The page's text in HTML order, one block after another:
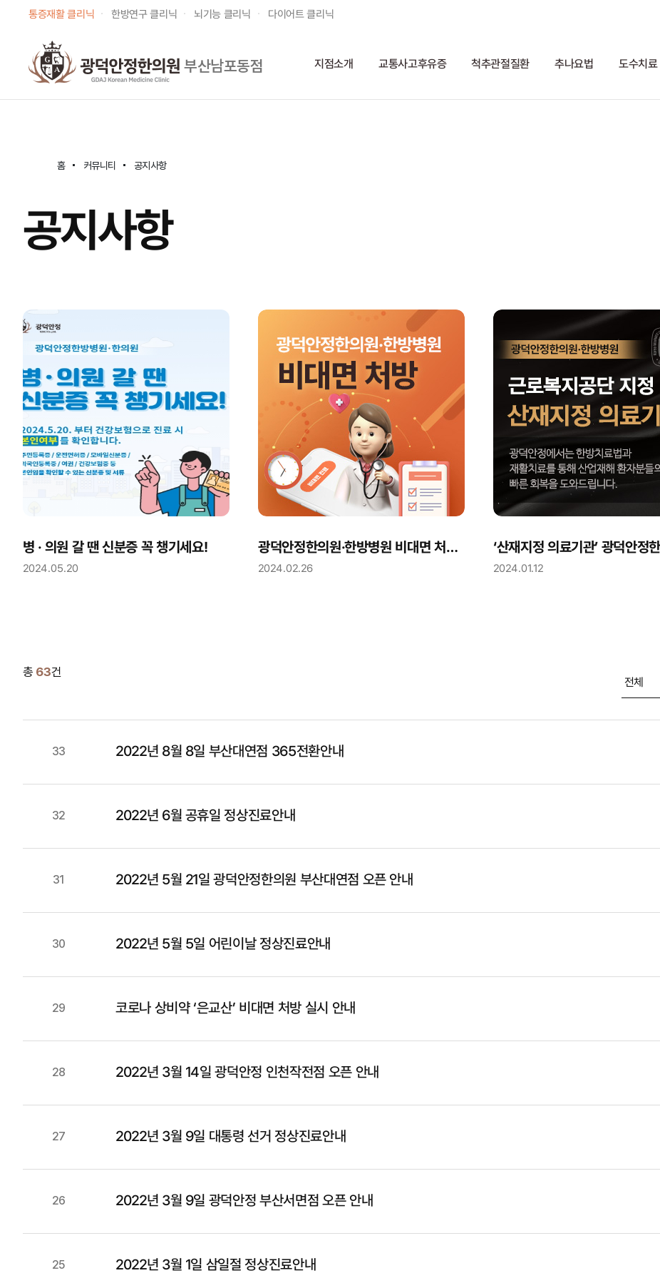
통증재활 클리닉 한방연구 클리닉 뇌기능 클리닉 다이어트 클리닉
부산남포동점 지점소개 교통사고후유증 척추관절질환 추나요법 도수치료
홈 커뮤니티 공지사항
공지사항
병 · 의원 갈 땐 신분증 꼭 챙기세요!
2024.05.20
광덕안정한의원·한방병원 비대면 처방 가능합니다.
2024.02.26 2024.01.12
총 63건
33 2022년 8월 8일 부산대연점 365전환안내
32 2022년 6월 공휴일 정상진료안내
31 2022년 5월 21일 광덕안정한의원 부산대연점 오픈 안내
30 2022년 5월 5일 어린이날 정상진료안내
29 코로나 상비약 ‘은교산’ 비대면 처방 실시 안내
28 2022년 3월 14일 광덕안정 인천작전점 오픈 안내
27 2022년 3월 9일 대통령 선거 정상진료안내
26 2022년 3월 9일 광덕안정 부산서면점 오픈 안내
25 2022년 3월 1일 삼일절 정상진료안내